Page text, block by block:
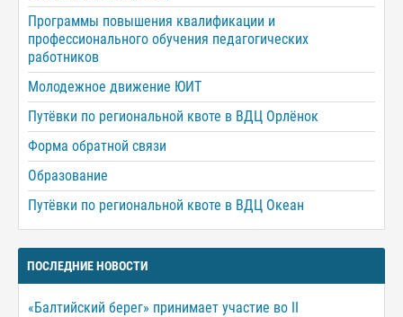
Программы повышения квалификации и
профессионального обучения педагогических
работников
Молодежное движение ЮИТ
Путёвки по региональной квоте в ВДЦ Орлёнок
Форма обратной связи
Образование
Путёвки по региональной квоте в ВДЦ Океан
ПОСЛЕДНИЕ НОВОСТИ
«Балтийский берег» принимает участие во II